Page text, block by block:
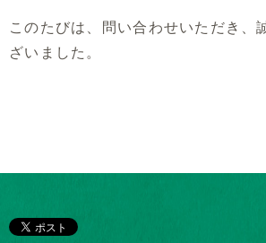
このたびは、問い合わせいただき、
ざいました。